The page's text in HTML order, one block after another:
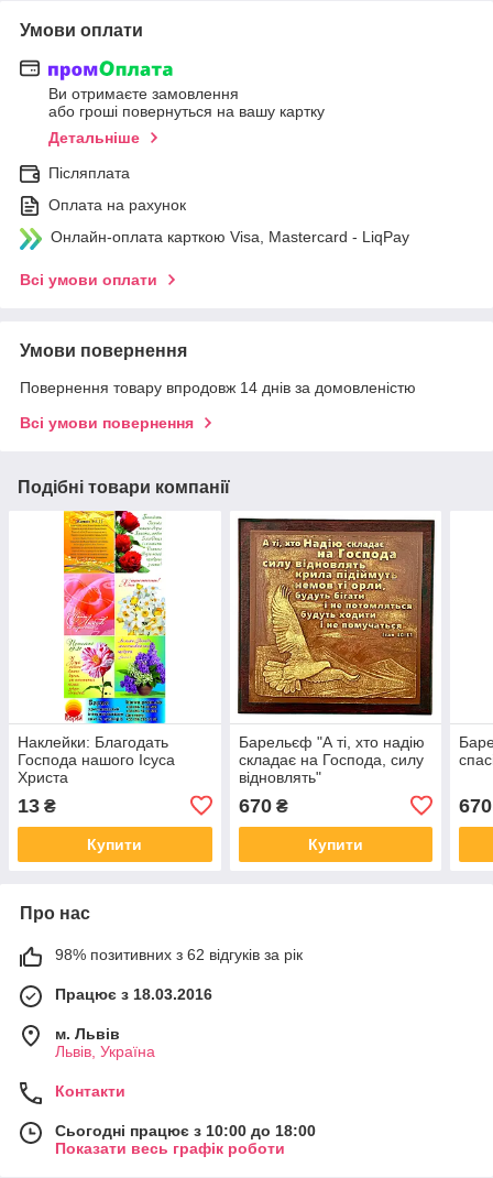
Умови оплати
Ви отримаєте замовлення
або гроші повернуться на вашу картку
Детальніше
Післяплата
Оплата на рахунок
Онлайн-оплата карткою Visa, Mastercard - LiqPay
Всі умови оплати
Умови повернення
Повернення товару впродовж 14 днів за домовленістю
Всі умови повернення
Подібні товари компанії
Наклейки: Благодать
Господа нашого Ісуса
Христа
13 ₴
Купити
Барельєф "А ті, хто надію
складає на Господа, силу
відновлять"
670₴
Купити
670
Про нас
98% позитивних з 62 відгуків за рік
Працює з 18.03.2016
м. Львів
Львів, Україна
Контакти
Сьогодні працює з 10:00 до 18:00
Показати весь графік роботи